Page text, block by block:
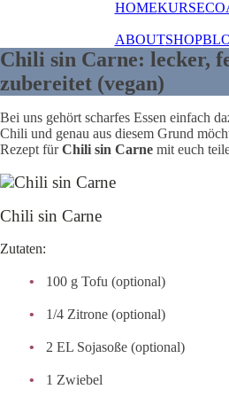
HOMEKURSE
ABOUTSHOP
Chili sin Carne: lecker,
zubereitet (vegan)
Bei uns gehört scharfes Essen einfach
Chili und genau aus diesem Grund
Rezept fürChili sin Carne mit euch
Chili sin Carne
Zutaten:
100 g Tofu (optional)
1/4 Zitrone (optional)
2 EL Sojasoße (optional)
1 Zwiebel